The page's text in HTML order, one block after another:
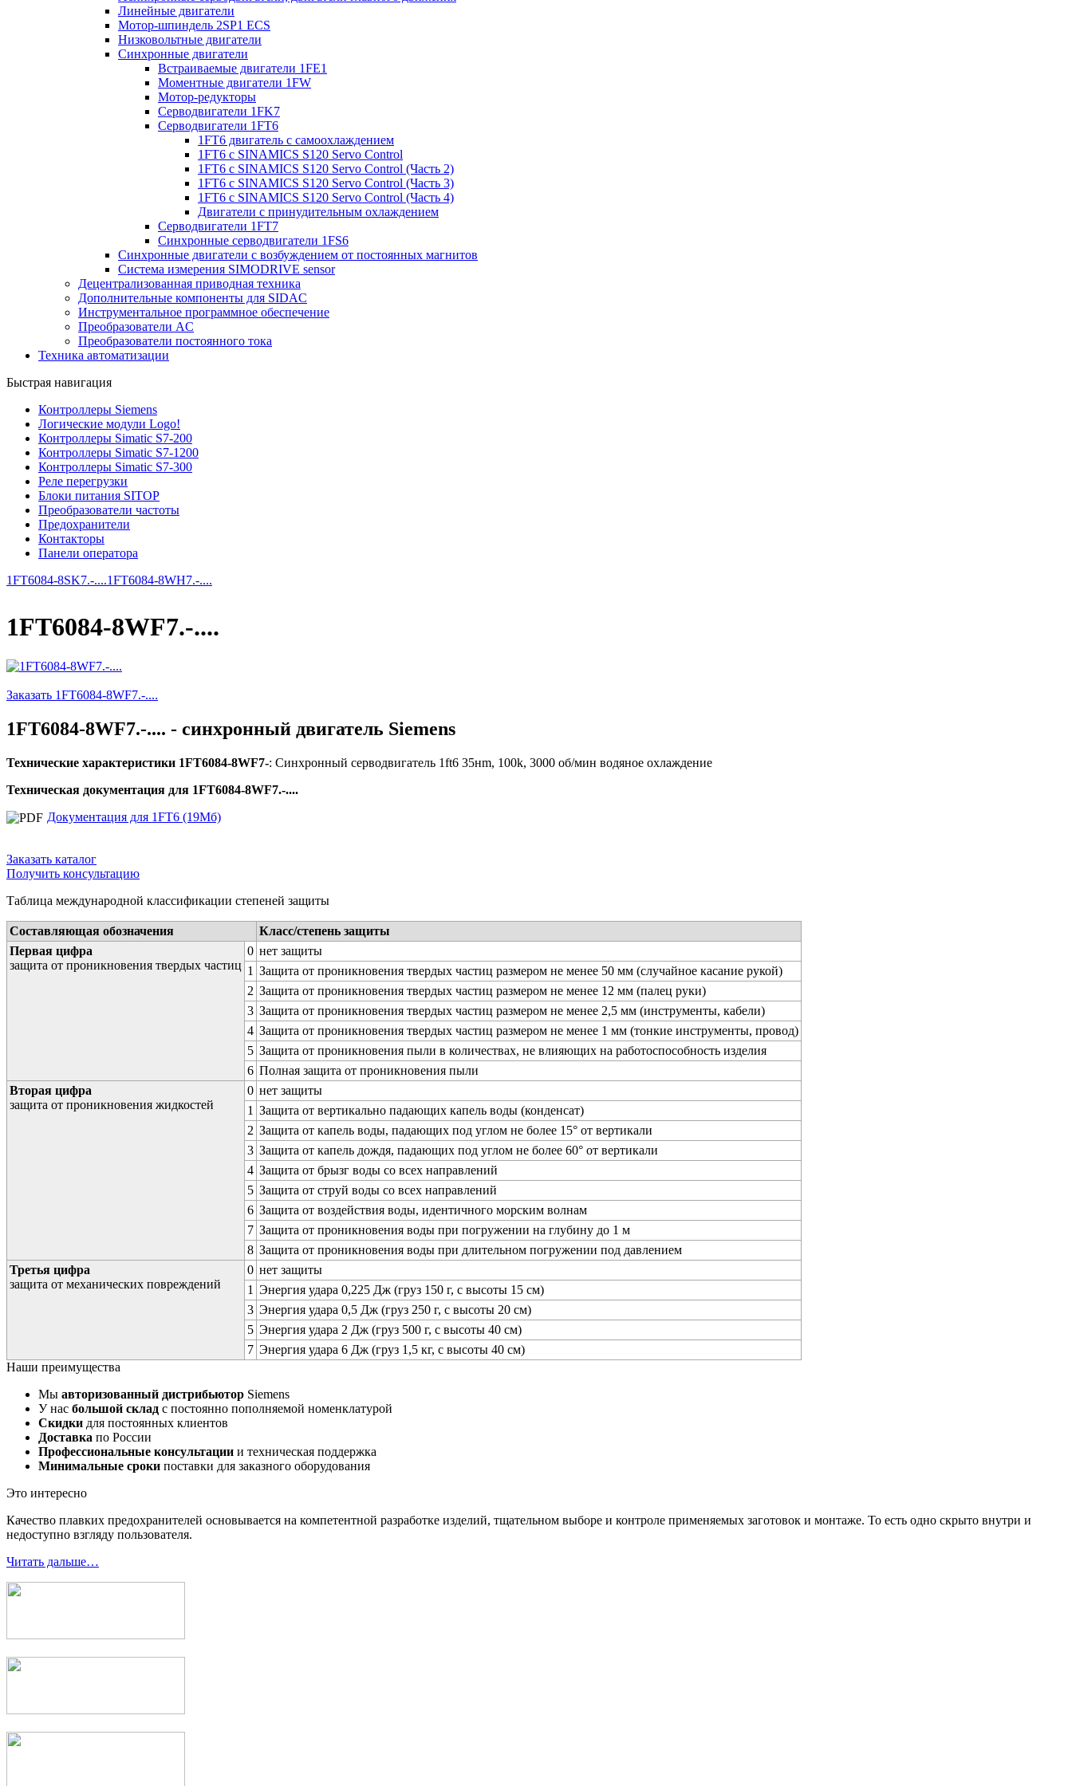
Линейные двигатели
Мотор-шпиндель 2SP1 ECS
Низковольтные двигатели
Синхронные двигатели
Встраиваемые двигатели 1FE1
Моментные двигатели 1FW
Мотор-редукторы
Серводвигатели 1FK7
Серводвигатели 1FT6
1FT6 двигатель с самоохлаждением
1FT6 с SINAMICS S120 Servo Control
1FT6 с SINAMICS S120 Servo Control (Часть 2)
1FT6 с SINAMICS S120 Servo Control (Часть 3)
1FT6 с SINAMICS S120 Servo Control (Часть 4)
Двигатели с принудительным охлаждением
Серводвигатели 1FT7
Синхронные серводвигатели 1FS6
Синхронные двигатели с возбуждением от постоянных магнитов
Система измерения SIMODRIVE sensor
Децентрализованная приводная техника
Дополнительные компоненты для SIDAC
Инструментальное программное обеспечение
Преобразователи AC
Преобразователи постоянного тока
Техника автоматизации
Быстрая навигация
Контроллеры Siemens
Логические модули Logo!
Контроллеры Simatic S7-200
Контроллеры Simatic S7-1200
Контроллеры Simatic S7-300
Реле перегрузки
Блоки питания SITOP
Преобразователи частоты
Предохранители
Контакторы
Панели оператора
1FT6084-8SK7.-....1FT6084-8WH7.-....
1FT6084-8WF7.-....
Заказать 1FT6084-8WF7.-....
1FT6084-8WF7.-.... - синхронный двигатель Siemens
Технические характеристики 1FT6084-8WF7-: Синхронный серводвигатель 1ft6 35нm, 100k, 3000 об/мин водяное охлаждение
Техническая документация для 1FT6084-8WF7.-....
Документация для 1FT6 (19Мб)
Заказать каталог
Получить консультацию
Таблица международной классификации степеней защиты
Составляющая обозначения
Класс/степень защиты
Первая цифра
защита от проникновения твердых частиц
0 нет защиты
1 Защита от проникновения твердых частиц размером не менее 50 мм (случайное касание рукой)
2 Защита от проникновения твердых частиц размером не менее 12 мм (палец руки)
3 Защита от проникновения твердых частиц размером не менее 2,5 мм (инструменты, кабели)
4 Защита от проникновения твердых частиц размером не менее 1 мм (тонкие инструменты, провод)
5 Защита от проникновения пыли в количествах, не влияющих на работоспособность изделия
6 Полная защита от проникновения пыли
Вторая цифра
защита от проникновения жидкостей
0 нет защиты
1 Защита от вертикально падающих капель воды (конденсат)
2 Защита от капель воды, падающих под углом не более 15° от вертикали
3 Защита от капель дождя, падающих под углом не более 60° от вертикали
4 Защита от брызг воды со всех направлений
5 Защита от струй воды со всех направлений
6 Защита от воздействия воды, идентичного морским волнам
7 Защита от проникновения воды при погружении на глубину до 1 м
8 Защита от проникновения воды при длительном погружении под давлением
Третья цифра
защита от механических повреждений
0 нет защиты
1 Энергия удара 0,225 Дж (груз 150 г, с высоты 15 см)
3 Энергия удара 0,5 Дж (груз 250 г, с высоты 20 см)
5 Энергия удара 2 Дж (груз 500 г, с высоты 40 см)
7 Энергия удара 6 Дж (груз 1,5 кг, с высоты 40 см)
Наши преимущества
Мы авторизованный дистрибьютор Siemens
У нас большой склад с постоянно пополняемой номенклатурой
Скидки для постоянных клиентов
Доставка по России
Профессиональные консультации и техническая поддержка
Минимальные сроки поставки для заказного оборудования
Это интересно
Качество плавких предохранителей основывается на компетентной разработке изделий, тщательном выборе и контроле применяемых заготовок и монтаже. То есть одно скрыто внутри и
недоступно взгляду пользователя.
Читать дальше…